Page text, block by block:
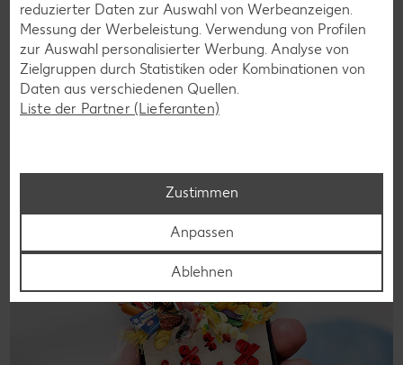
E-Ladestationen
Wir setzen auf nachhaltige E-Mobilität. An unseren Elektro-
Ladestationen deiner Kaufland-Filiale kannst du dein E-
Fahrzeug während unserer Öffnungszeiten aufladen.
reduzierter Daten zur Auswahl von Werbeanzeigen.
Messung der Werbeleistung. Verwendung von Profilen
zur Auswahl personalisierter Werbung. Analyse von
Zielgruppen durch Statistiken oder Kombinationen von
Daten aus verschiedenen Quellen.
Liste der Partner (Lieferanten)
Zustimmen
Anpassen
Ablehnen